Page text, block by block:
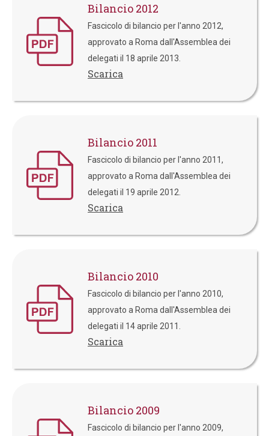
Bilancio 2012
Fascicolo di bilancio per l'anno 2012,
approvato a Roma dall'Assemblea dei
delegati il 18 aprile 2013.
Scarica
Bilancio 2011
Fascicolo di bilancio per l'anno 2011,
approvato a Roma dall'Assemblea dei
delegati il 19 aprile 2012.
Scarica
Bilancio 2010
Fascicolo di bilancio per l'anno 2010,
approvato a Roma dall'Assemblea dei
delegati il 14 aprile 2011.
Scarica
Bilancio 2009
Fascicolo di bilancio per l'anno 2009,